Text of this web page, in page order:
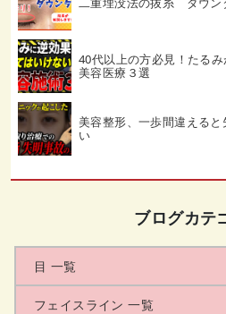
40代以上の方必見！たる
美容医療３選
美容整形、一歩間違える
い
ブログカテ
目 一覧
フェイスライン 一覧